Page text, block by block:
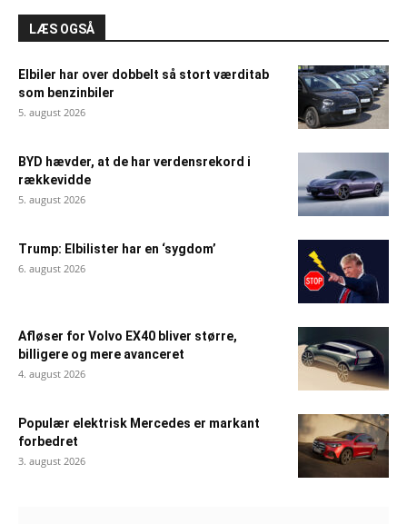
LÆS OGSÅ
Elbiler har over dobbelt så stort værditab
som benzinbiler
5. august 2026
BYD hævder, at de har verdensrekord i
rækkevidde
5. august 2026
Trump: Elbilister har en ‘sygdom’
6. august 2026
Afløser for Volvo EX40 bliver større,
billigere og mere avanceret
4. august 2026
Populær elektrisk Mercedes er markant
forbedret
3. august 2026